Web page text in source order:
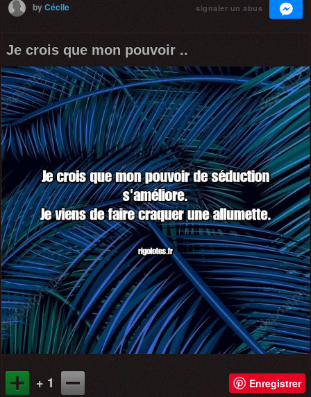
byCécile signaler un abus
Je crois que mon pouvoir ..
+ 1 Enregistrer